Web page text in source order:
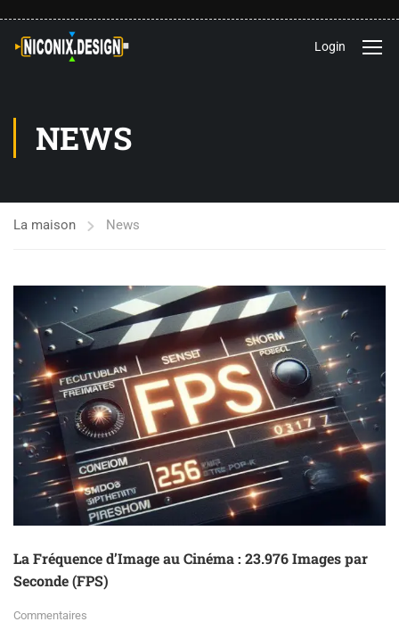
Login
NEWS
La maison News
La Fréquence d’Image au Cinéma : 23.976 Images par
Seconde (FPS)
Commentaires